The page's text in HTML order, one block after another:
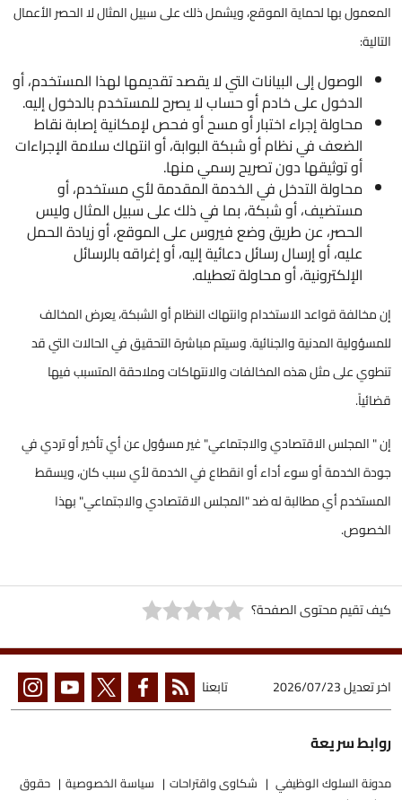
المعمول بها لحماية الموقع، ويشمل ذلك على سبيل المثال لا الحصر الأعمال
التالية:
الوصول إلى البيانات التي لا يقصد تقديمها لهذا المستخدم، أو
الدخول على خادم أو حساب لا يصرح للمستخدم بالدخول إليه.
محاولة إجراء اختبار أو مسح أو فحص لإمكانية إصابة نقاط
الضعف في نظام أو شبكة البوابة، أو انتهاك سلامة الإجراءات
أو توثيقها دون تصريح رسمي منها.
محاولة التدخل في الخدمة المقدمة لأي مستخدم، أو
مستضيف، أو شبكة، بما في ذلك على سبيل المثال وليس
الحصر، عن طريق وضع فيروس على الموقع، أو زيادة الحمل
عليه، أو إرسال رسائل دعائية إليه، أو إغراقه بالرسائل
الإلكترونية، أو محاولة تعطيله.
إن مخالفة قواعد الاستخدام وانتهاك النظام أو الشبكة، يعرض المخالف
للمسؤولية المدنية والجنائية. وسيتم مباشرة التحقيق في الحالات التي قد
تنطوي على مثل هذه المخالفات والانتهاكات وملاحقة المتسبب فيها
قضائياً.
إن " المجلس الاقتصادي والاجتماعي" غير مسؤول عن أي تأخير أو تردي في
جودة الخدمة أو سوء أداء أو انقطاع في الخدمة لأي سبب كان، ويسقط
المستخدم أي مطالبة له ضد "المجلس الاقتصادي والاجتماعي" بهذا
الخصوص.
كيف تقيم محتوى الصفحة؟
اخر تعديل2026/07/23 تابعنا
روابط سريعة
مدونة السلوك الوظيفي شكاوى واقتراحات سياسة الخصوصية
حقوق